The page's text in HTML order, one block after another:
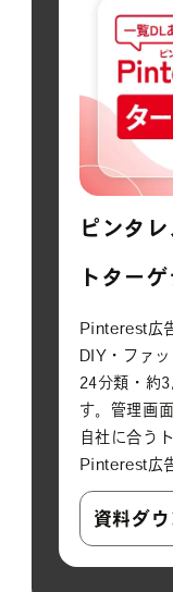
ピンタ
トター
Pinterest広
DIY・ファ
24分類・約
す。管理画
自社に合う
Pinterest広
資料ダ